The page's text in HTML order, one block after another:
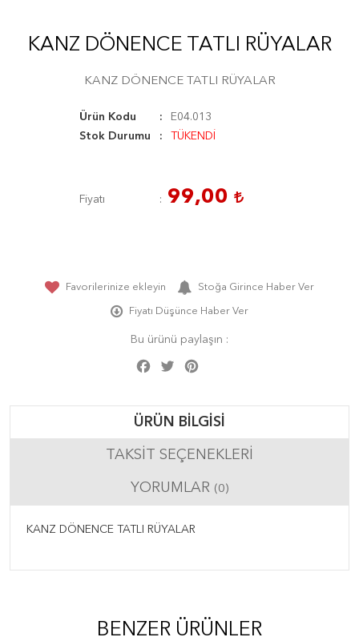
KANZ DÖNENCE TATLI RÜYALAR
KANZ DÖNENCE TATLI RÜYALAR
Ürün Kodu
E04.013
Stok Durumu
TÜKENDİ
Fiyatı 99,00
Favorilerinize ekleyin Stoğa Girince Haber Ver
Fiyatı Düşünce Haber Ver
Bu ürünü paylaşın :
Facebook
Twitter
ÜRÜN BILGISI
TAKSIT SEÇENEKLERI
YORUMLAR (0)
KANZ DÖNENCE TATLI RÜYALAR
BENZER ÜRÜNLER